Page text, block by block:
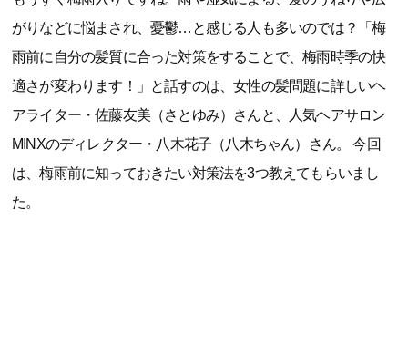
がりなどに悩まされ、憂鬱…と感じる人も多いのでは？「梅
雨前に自分の髪質に合った対策をすることで、梅雨時季の快
適さが変わります！」と話すのは、女性の髪問題に詳しいヘ
アライター・佐藤友美（さとゆみ）さんと、人気ヘアサロン
MINXのディレクター・八木花子（八木ちゃん）さん。 今回
は、梅雨前に知っておきたい対策法を3つ教えてもらいまし
た。